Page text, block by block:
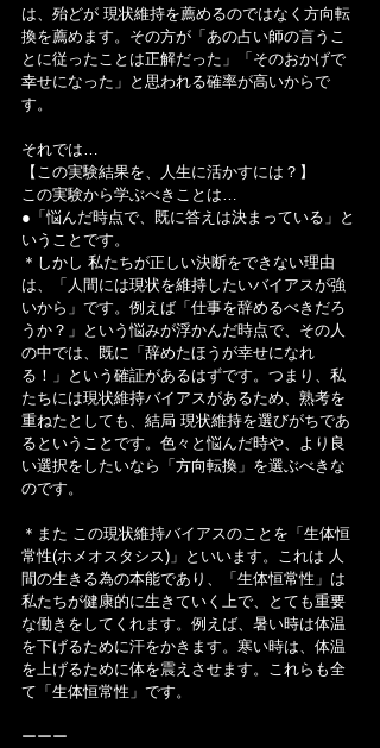
は、殆どが 現状維持を薦めるのではなく方向転
換を薦めます。その方が「あの占い師の言うこ
とに従ったことは正解だった」「そのおかげで
幸せになった」と思われる確率が高いからで
す。
それでは…
【この実験結果を、人生に活かすには？】
この実験から学ぶべきことは…
●「悩んだ時点で、既に答えは決まっている」と
いうことです。
＊しかし 私たちが正しい決断をできない理由
は、「人間には現状を維持したいバイアスが強
いから」です。例えば「仕事を辞めるべきだろ
うか？」という悩みが浮かんだ時点で、その人
の中では、既に「辞めたほうが幸せになれ
る！」という確証があるはずです。つまり、私
たちには現状維持バイアスがあるため、熟考を
重ねたとしても、結局 現状維持を選びがちであ
るということです。色々と悩んだ時や、より良
い選択をしたいなら「方向転換」を選ぶべきな
のです。
＊また この現状維持バイアスのことを「生体恒
常性(ホメオスタシス)」といいます。これは 人
間の生きる為の本能であり、「生体恒常性」は
私たちが健康的に生きていく上で、とても重要
な働きをしてくれます。例えば、暑い時は体温
を下げるために汗をかきます。寒い時は、体温
を上げるために体を震えさせます。これらも全
て「生体恒常性」です。
ーーー